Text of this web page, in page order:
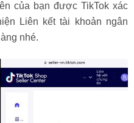
của bạn được TikTok xác
Liên kết tài khoản ngân
nhé.